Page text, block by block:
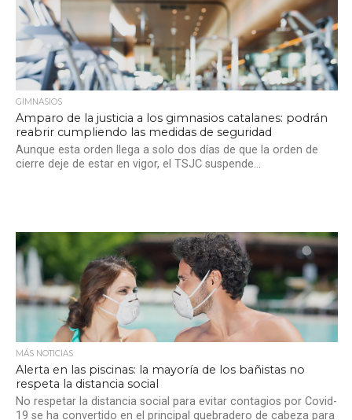
GIMNASIOS
Amparo de la justicia a los gimnasios catalanes: podrán
reabrir cumpliendo las medidas de seguridad
Aunque esta orden llega a solo dos días de que la orden de
cierre deje de estar en vigor, el TSJC suspende...
MÁS NOTICIAS
Alerta en las piscinas: la mayoría de los bañistas no
respeta la distancia social
No respetar la distancia social para evitar contagios por Covid-
19 se ha convertido en el principal quebradero de cabeza para